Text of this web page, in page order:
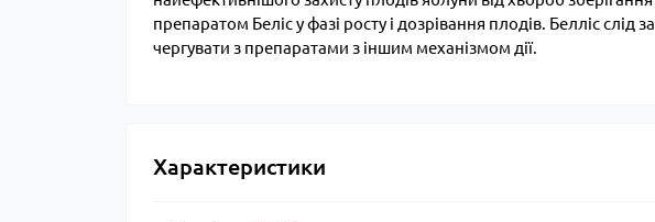
препаратом Беліс у фазі росту і дозрівання плодів. Белліс
чергувати з препаратами з іншим механізмом дії.
Характеристики